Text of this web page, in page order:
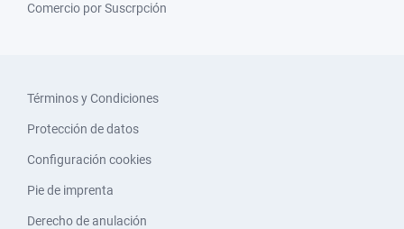
Comercio por Suscrpción
Términos y Condiciones
Protección de datos
Configuración cookies
Pie de imprenta
Derecho de anulación